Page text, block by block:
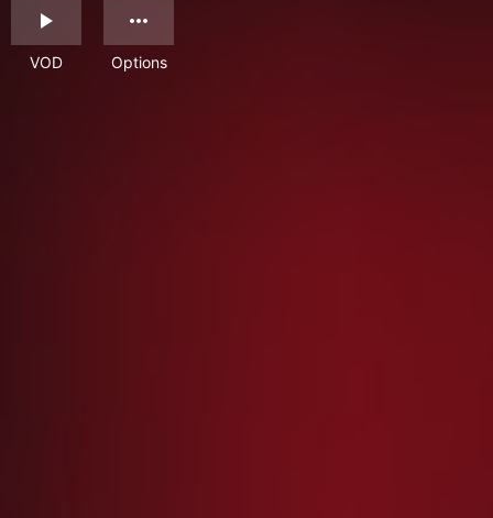
VOD Options